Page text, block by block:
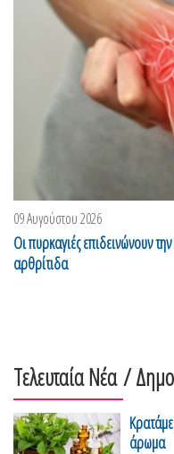
09 Αυγούστου 2026
Οι πυρκαγιές επιδεινώνουν
αρθρίτιδα
Τελευταία Νέα /
άρωμα